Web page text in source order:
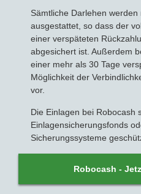
Sämtliche Darlehen
ausgestattet, so dass der
einer verspäteten
abgesichert ist. Außerdem
einer mehr als 30 Tage
Möglichkeit der
vor.
Die Einlagen bei Robocash
Einlagensicherungsfonds
Sicherungssysteme
Robocash -